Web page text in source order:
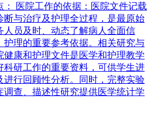
： 医院工作的依据：医院文件记载
断与治疗及护理全过程，是最原始
人员及时、动态了解病人全面信
护理的重要参考依据。相关研究与
健康和护理文件是医学和护理教学
科研工作的重要资料，可供学生进
进行回顾性分析。同时，完整实验
调查、描述性研究提供医学统计学